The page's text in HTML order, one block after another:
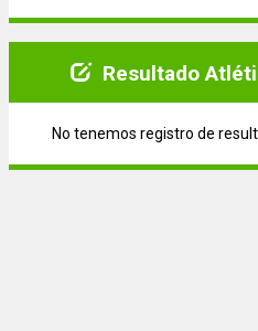
Resultado
No tenemos registro de